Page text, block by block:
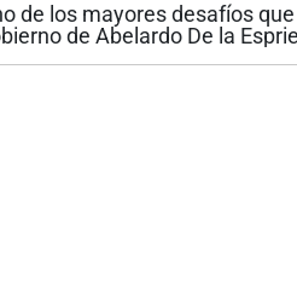
de los mayores desafíos que
de Abelardo De la